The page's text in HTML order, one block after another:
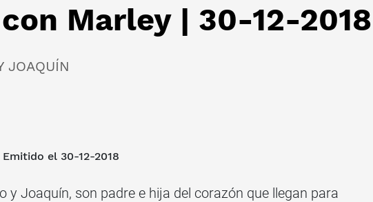
Marley | 30-12-2018
JOAQUÍN
el 30-12-2018
y Joaquín, son padre e hija del corazón que llegan para